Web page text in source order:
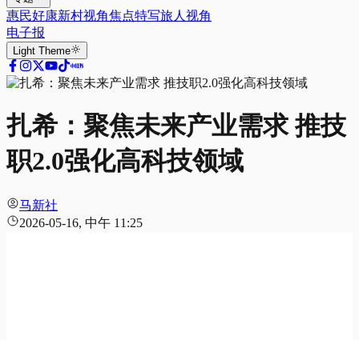
惠民好康新村视角焦点特写旅人视角
电子报
Light Theme
扎希：聚焦未来产业需求 推技
职2.0强化高科技领域
马新社
2026-05-16, 中午 11:25